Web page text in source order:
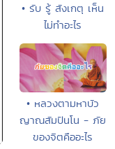
• รับ รู้ สังเกตุ เห็น
ไม่ทำอะไร
• หลวงตามหาบัว
ญาณสัมปันโน - ภัย
ของจิตคืออะไร